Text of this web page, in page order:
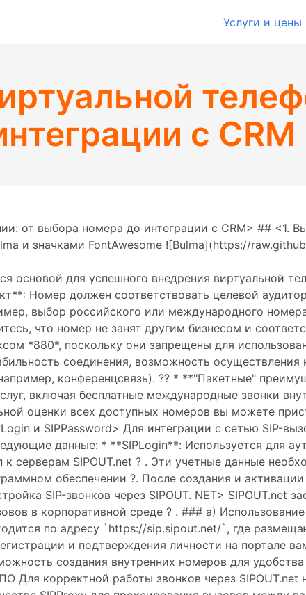
Услуги и цены
с CRM
от выбора номера до интеграции с CRM> ## <1.
и значками FontAwesome ![Bulma](https://
основой для успешного внедрения виртуальной
Номер должен соответствовать целевой
выбор российского или международного
что номер не занят другим бизнесом и
*880*, поскольку они запрещены для
соединения, возможность
конференцсвязь). ?? * **"Пакетные"
включая бесплатные международные звонки
оценки всех доступных номеров вы можете
и SIPPassword> Для интеграции с сетью SIP-
данные: * **SIPLogin**: Используется для
серверам SIPOUT.net ? . Эти учетные данные
обеспечении ?. После создания и
SIP-звонков через SIPOUT. NET>
в корпоративной среде ? . ### a)
по адресу `https://sip.sipout.net/`, где
и подтверждения личности на портале
создания внутренних номеров для
Для корректной работы звонков через